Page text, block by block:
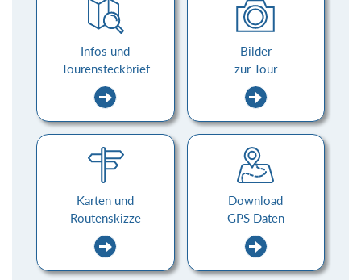
Infos und
Tourensteckbrief
Bilder
zur Tour
Karten und
Routenskizze
Download
GPS Daten